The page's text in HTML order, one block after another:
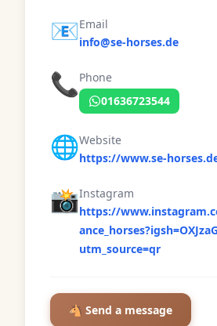
📧Email
info@se-horses.de
📞Phone
01636723544
🌐Website
https://www.se-
📸Instagram
https://
utm_source=qr
🐴 Send a message